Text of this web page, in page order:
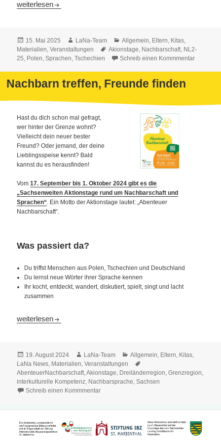
Aktionstage 2025: Ideen-Workshop am 20.05. – Seien Sie
weiterlesen
Veröffentlicht
am
15. Mai 2025 Autor
LaNa-Team Kategorien
Allgemein, Eltern, Kitas,
Materialien,Veranstaltungen Schlagwörter
Akionstage, Nachbarschaft, NL2-
25, Polen,Sprachen,Tschechien Schreib einen Kommmentar
Nachbarn treffen, Freunde finden
Hast du dich schon mal gefragt,
wer hinter der Grenze wohnt?
Vielleicht dein neuer bester
Freund? Oder jemand, der deine
Lieblingsspeise kennt? Bald
kannst du es herausfinden!
Vom17. September bis 1. Oktober 2024 gibt es die
„Sachsenweiten Aktionstage rund um Nachbarschaft und
Sprachen“. Ein Motto der Aktionstage lautet: „Abenteuer
Nachbarschaft“.
Was passiert da?
Du triffst Menschen aus Polen, Tschechien und Deutschland
Du lernst neue Wörter ihrer Sprache kennen
Ihr kocht, entdeckt, wandert, diskutiert, spielt, singt und lacht
zusammen
Nachbarn treffen, Freunde finden
weiterlesen
Veröffentlicht
am
19. August 2024 Autor
LaNa-Team Kategorien
Allgemein Eltern Kitas
LaNa News Materialien ,Veranstaltungen
AbenteuerNachbarschaft ,Akionstage Dreiländerregion ,Grenzregion
interkulturelle Kompetenz Nachbarsprache ,Sachsen
Schreib einen Kommmentar